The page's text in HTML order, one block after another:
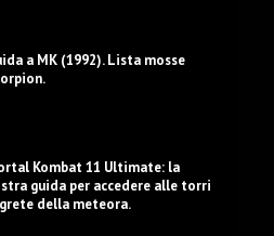
a MK (1992). Lista mosse
Kombat 11 Ultimate: la
guida per accedere alle torri
della meteora.